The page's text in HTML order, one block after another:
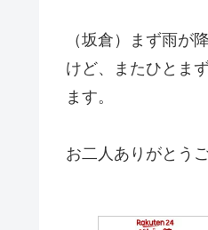
（坂倉）まず雨が
けど、またひとま
ます。
お二人ありがとう